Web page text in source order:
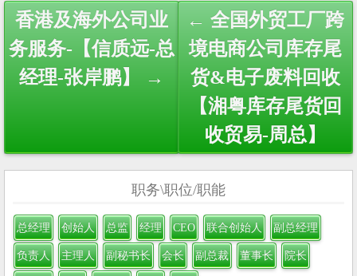
Post
navigation
香港及海外公司业
务服务-【信质远-总
经理-张岸鹏】 →
← 全国外贸工厂跨
境电商公司库存尾
货&电子废料回收
【湘粤库存尾货回
收贸易-周总】
职务\职位/职能
总经理 创始人 总监 经理 CEO 联合创始人 副总经理
负责人 主理人 副秘书长 会长 副总裁 董事长 院长